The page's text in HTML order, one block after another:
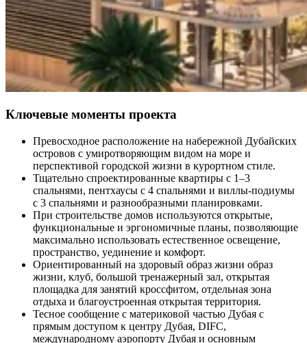
Ключевые моменты проекта
Превосходное расположение на набережной Дубайских
островов с умиротворяющим видом на море и
перспективой городской жизни в курортном стиле.
Тщательно спроектированные квартиры с 1–3
спальнями, пентхаусы с 4 спальнями и виллы-подиумы
с 3 спальнями и разнообразными планировками.
При строительстве домов используются открытые,
функциональные и эргономичные планы, позволяющие
максимально использовать естественное освещение,
пространство, уединение и комфорт.
Ориентированный на здоровый образ жизни образ
жизни, клуб, большой тренажерный зал, открытая
площадка для занятий кроссфитом, отдельная зона
отдыха и благоустроенная открытая территория.
Тесное сообщение с материковой частью Дубая с
прямым доступом к центру Дубая, DIFC,
международному аэропорту Дубая и основным